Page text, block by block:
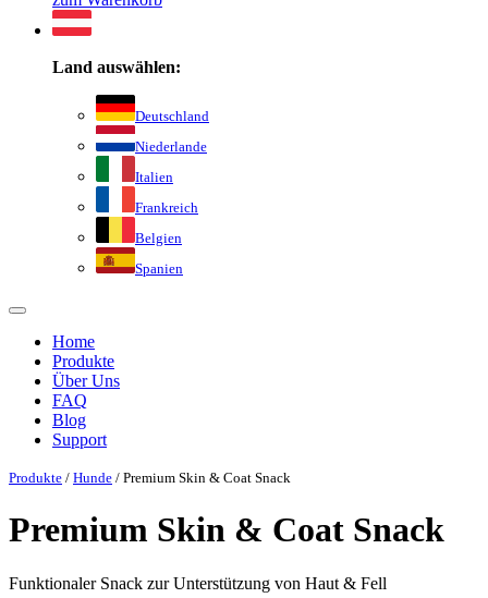
Land auswählen:
Deutschland
Niederlande
Italien
Frankreich
Belgien
Spanien
Home
Produkte
Über Uns
FAQ
Blog
Support
Produkte / Hunde / Premium Skin & Coat Snack
Premium Skin & Coat Snack
Funktionaler Snack zur Unterstützung von Haut & Fell